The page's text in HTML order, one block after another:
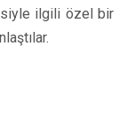
ilgili özel bir